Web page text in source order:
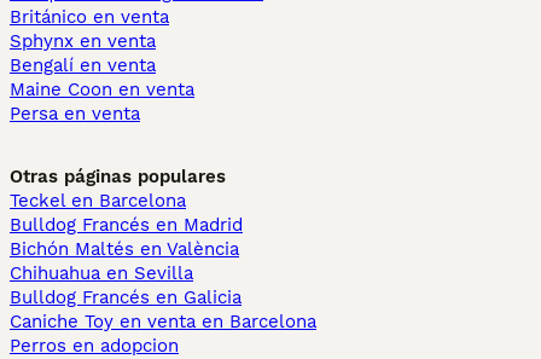
Británico en venta
Sphynx en venta
Bengalí en venta
Maine Coon en venta
Persa en venta
Otras páginas populares
Teckel en Barcelona
Bulldog Francés en Madrid
Bichón Maltés en València
Chihuahua en Sevilla
Bulldog Francés en Galicia
Caniche Toy en venta en Barcelona
Perros en adopcion